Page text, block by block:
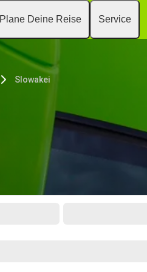
Plane Deine Reise Service
Slowakei